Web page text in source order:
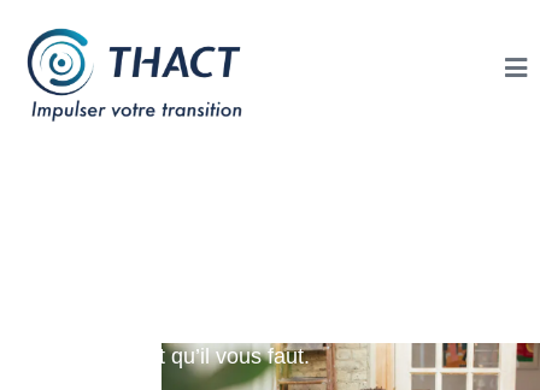
trouvez le talent qu’il vous faut.